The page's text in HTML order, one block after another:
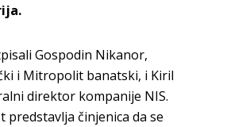
Gospodin Nikanor,
i Mitropolit banatski, i Kiril
direktor kompanije NIS.
predstavlja činjenica da se